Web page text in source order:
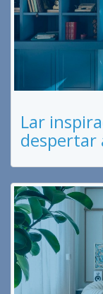
Lar
despertar